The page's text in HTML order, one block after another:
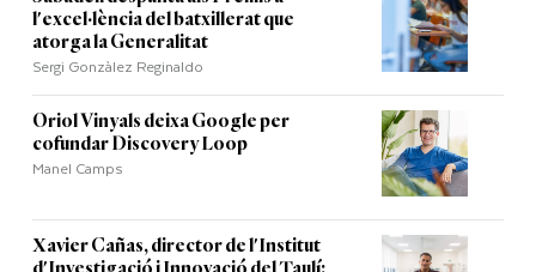
l'excel·lència del batxillerat que
atorga la Generalitat
Sergi Gonzàlez Reginaldo
Oriol Vinyals deixa Google per
cofundar Discovery Loop
Manel Camps
Xavier Cañas, director de l'Institut